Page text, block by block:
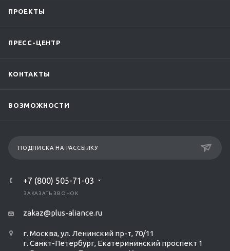
ПРОЕКТЫ
ПРЕСС-ЦЕНТР
КОНТАКТЫ
ВОЗМОЖНОСТИ
ПОДПИСКА НА РАССЫЛКУ
+7 (800) 505-71-03
ЗАКАЗАТЬ ЗВОНОК
zakaz@plus-aliance.ru
г. Москва, ул. Ленинский пр-т, 70/11
г. Санкт-Петербург, Екатерининский проспект 1